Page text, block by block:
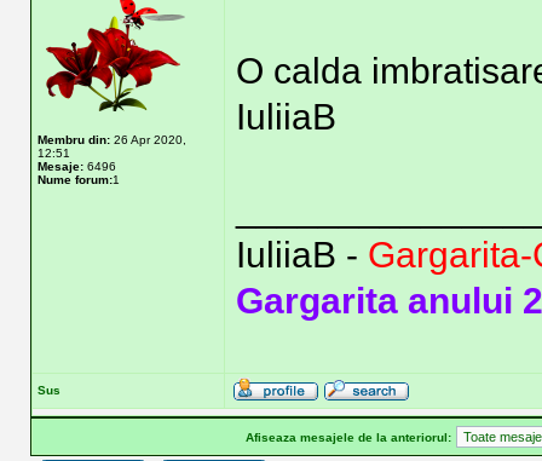
Membru din: 26 Apr 2020,
12:51
Mesaje: 6496
Nume forum:1
O calda
IuliiaB
IuliiaB -
Gargarita anului
Sus
Afiseaza mesajele de la anteriorul: